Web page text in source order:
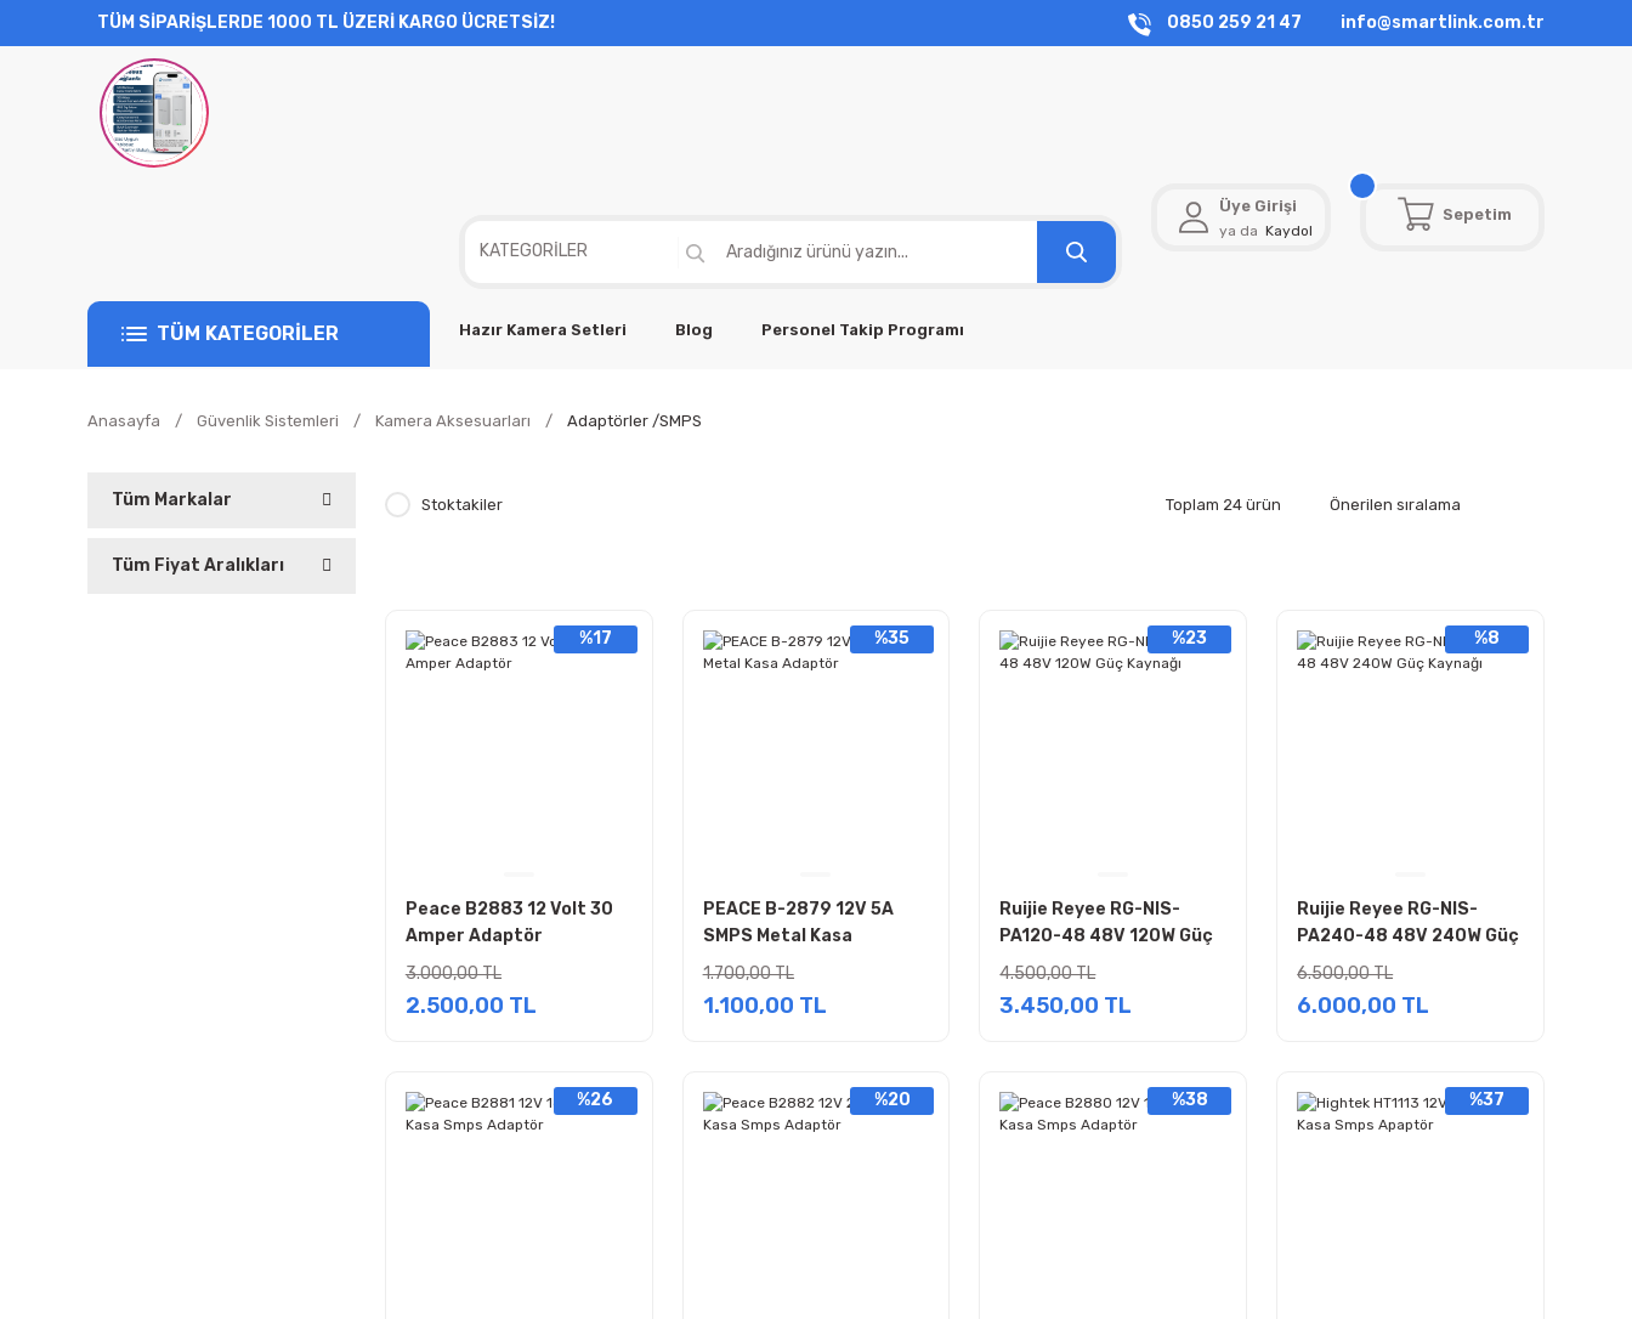
TÜM SİPARİŞLERDE 1000 TL ÜZERİ KARGO ÜCRETSİZ! 0850 259 21 47 info@smartlink.com.tr
TÜM KATEGORİLER Hazır Kamera Setleri Blog Personel Takip Programı
Üye Girişi
ya da Kaydol
Sepetim
Anasayfa Güvenlik Sistemleri Kamera Aksesuarları Adaptörler /SMPS
Tüm Markalar
Tüm Fiyat Aralıkları
Stoktakiler Toplam 24 ürün
%17
Peace B2883 12 Volt 30
Amper Adaptör
3.000,00 TL
2.500,00 TL
%35
PEACE B-2879 12V 5A
SMPS Metal Kasa
Adaptör
1.700,00 TL
1.100,00 TL
%23
Ruijie Reyee RG-NIS-
PA120-48 48V 120W Güç
Kaynağı
4.500,00 TL
3.450,00 TL
%8
Ruijie Reyee RG-NIS-
PA240-48 48V 240W Güç
Kaynağı
6.500,00 TL
6.000,00 TL
%26 %20 %38 %37